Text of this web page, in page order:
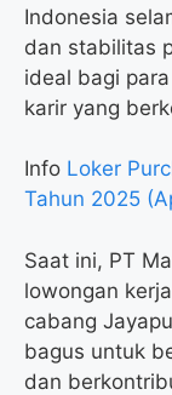
Indonesia
dan stabilitas
ideal bagi
karir yang
Info Loker
Tahun 2025
Saat ini, PT
lowongan
cabang
bagus untuk
dan